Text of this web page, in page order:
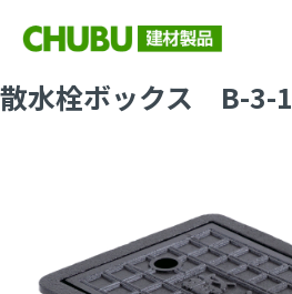
散水栓ボックス B-3-1